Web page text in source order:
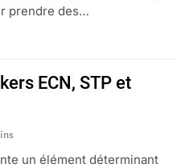
prendre des…
ECN, STP et
un élément déterminant